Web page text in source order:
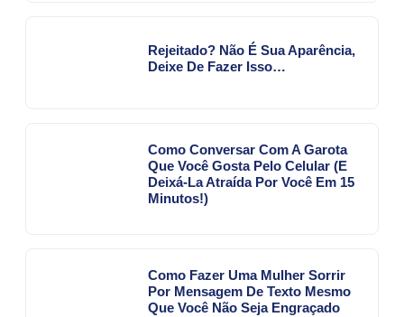
Rejeitado? Não É Sua Aparência,
Deixe De Fazer Isso…
Como Conversar Com A Garota
Que Você Gosta Pelo Celular (E
Deixá-La Atraída Por Você Em 15
Minutos!)
Como Fazer Uma Mulher Sorrir
Por Mensagem De Texto Mesmo
Que Você Não Seja Engraçado